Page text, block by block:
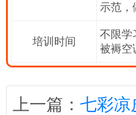
示范，
培训时间
不限学
被褥空
上一篇： 七彩凉